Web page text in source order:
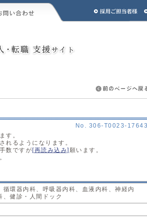
No. 306-T0023-
す。
れるようになります。
数ですが [再読み込み] 願います。
環器内科、呼吸器内科、血液内科、神経内
健診・人間ドック